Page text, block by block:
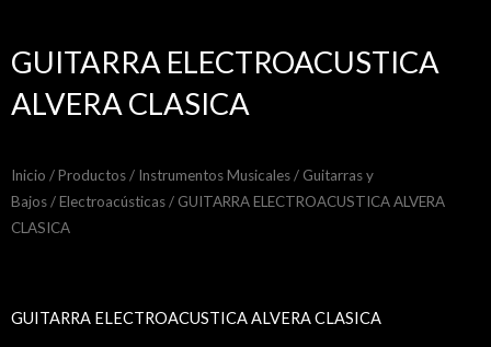
GUITARRA ELECTROACUSTICA
ALVERA CLASICA
Inicio /Productos/ Instrumentos Musicales/ Guitarras y
Bajos/Electroacústicas/ GUITARRA ELECTROACUSTICA ALVERA
CLASICA
GUITARRA ELECTROACUSTICA ALVERA CLASICA